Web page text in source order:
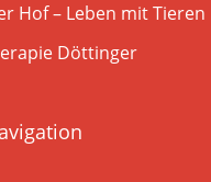
Hof – Leben mit Tieren
Döttinger